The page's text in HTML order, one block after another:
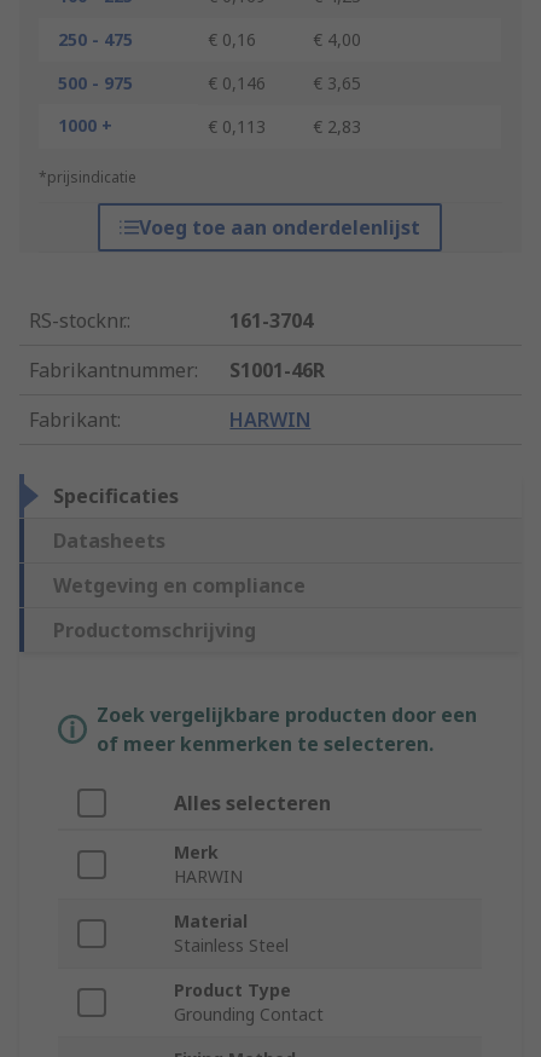
250 - 475
€ 0,16
€ 4,00
500 - 975
€ 0,146
€ 3,65
1000 +
€ 0,113 € 2,83
*prijsindicatie
Voeg toe aan onderdelenlijst
RS-stocknr.:
161-3704
Fabrikantnummer:
S1001-46R
Fabrikant: HARWIN
Specificaties
Datasheets
Wetgeving en compliance
Productomschrijving
Zoek vergelijkbare producten door een
of meer kenmerken te selecteren.
Alles selecteren
Merk
HARWIN
Material
Stainless Steel
Product Type
Grounding Contact